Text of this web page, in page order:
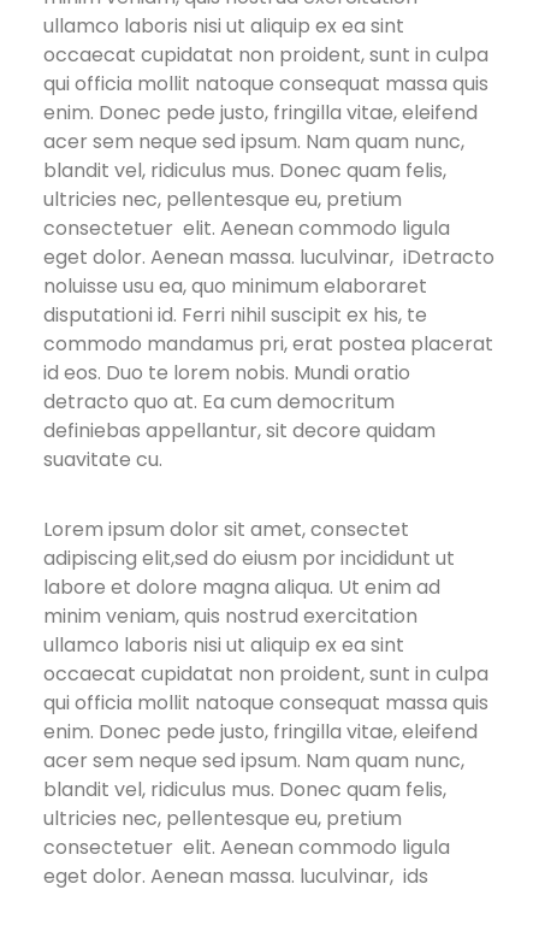
ullamco laboris nisi ut aliquip ex ea sint
occaecat cupidatat non proident, sunt in culpa
qui officia mollit natoque consequat massa quis
enim. Donec pede justo, fringilla vitae, eleifend
acer sem neque sed ipsum. Nam quam nunc,
blandit vel, ridiculus mus. Donec quam felis,
ultricies nec, pellentesque eu, pretium
consectetuer elit. Aenean commodo ligula
eget dolor. Aenean massa. luculvinar, iDetracto
noluisse usu ea, quo minimum elaboraret
disputationi id. Ferri nihil suscipit ex his, te
commodo mandamus pri, erat postea placerat
id eos. Duo te lorem nobis. Mundi oratio
detracto quo at. Ea cum democritum
definiebas appellantur, sit decore quidam
suavitate cu.
Lorem ipsum dolor sit amet, consectet
adipiscing elit,sed do eiusm por incididunt ut
labore et dolore magna aliqua. Ut enim ad
minim veniam, quis nostrud exercitation
ullamco laboris nisi ut aliquip ex ea sint
occaecat cupidatat non proident, sunt in culpa
qui officia mollit natoque consequat massa quis
enim. Donec pede justo, fringilla vitae, eleifend
acer sem neque sed ipsum. Nam quam nunc,
blandit vel, ridiculus mus. Donec quam felis,
ultricies nec, pellentesque eu, pretium
consectetuer elit. Aenean commodo ligula
eget dolor. Aenean massa. luculvinar, ids